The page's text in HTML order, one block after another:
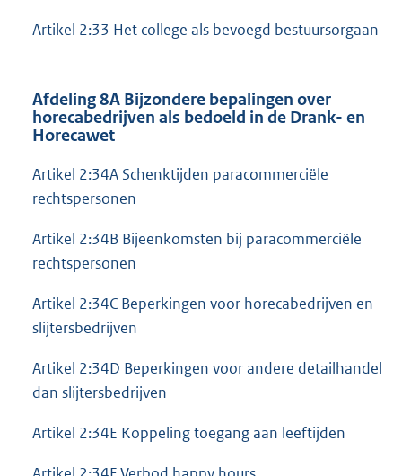
Artikel 2:33 Het college als bevoegd bestuursorgaan
Afdeling 8A Bijzondere bepalingen over
horecabedrijven als bedoeld in de Drank- en
Horecawet
Artikel 2:34A Schenktijden paracommerciële
rechtspersonen
Artikel 2:34B Bijeenkomsten bij paracommerciële
rechtspersonen
Artikel 2:34C Beperkingen voor horecabedrijven en
slijtersbedrijven
Artikel 2:34D Beperkingen voor andere detailhandel
dan slijtersbedrijven
Artikel 2:34E Koppeling toegang aan leeftijden